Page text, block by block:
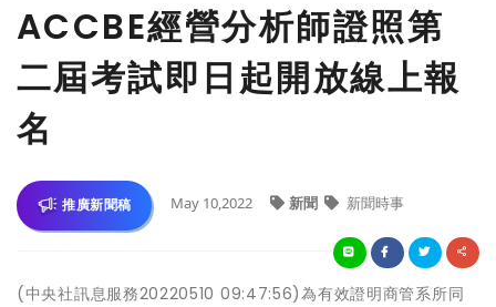
ACCBE經營分析師證照第
二屆考試即日起開放線上報
名
推廣新聞稿 May 10,2022 新聞 新聞時事
(中央社訊息服務20220510 09:47:56)為有效證明商管系所同